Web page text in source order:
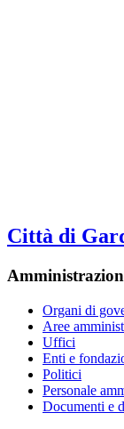
Città di
Organi di
Aree
Uffici
Enti e
Politici
Personale
Documenti e